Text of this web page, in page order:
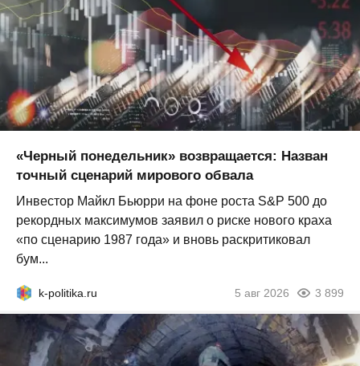
«Черный понедельник» возвращается: Назван
точный сценарий мирового обвала
Инвестор Майкл Бьюрри на фоне роста S&P 500 до
рекордных максимумов заявил о риске нового краха
«по сценарию 1987 года» и вновь раскритиковал
бум...
k-politika.ru 5 авг 2026 3 899